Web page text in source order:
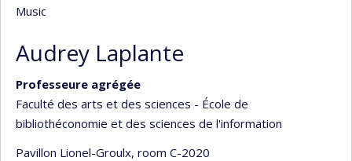
Music
Audrey Laplante
Professeure agrégée
Faculté des arts et des sciences - École de
bibliothéconomie et des sciences de l'information
Pavillon Lionel-Groulx, room C-2020